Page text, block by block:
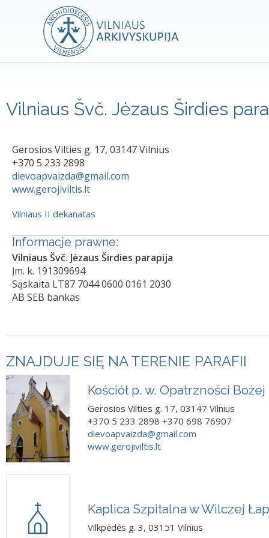
Vilniaus Švč. Jėzaus Širdies
Gerosios Vilties g. 17, 03147 Vilnius
+370 5 233 2898
dievoapvaizda@gmail.com
www.gerojiviltis.lt
Vilniaus II dekanatas
Informacje prawne:
Vilniaus Švč. Jėzaus Širdies parapija
Įm. k. 191309694
Sąskaita LT87 7044 0600 0161 2030
AB SEB bankas
ZNAJDUJE SIĘ NA TERENIE PARAFII
Kościół p. w. Opatrzności Bożej
Gerosios Vilties g. 17, 03147 Vilnius
+370 5 233 2898 +370 698 76907
dievoapvaizda@gmail.com
www.gerojiviltis.lt
Kaplica Szpitalna w Wilczej
Vilkpėdės g. 3, 03151 Vilnius